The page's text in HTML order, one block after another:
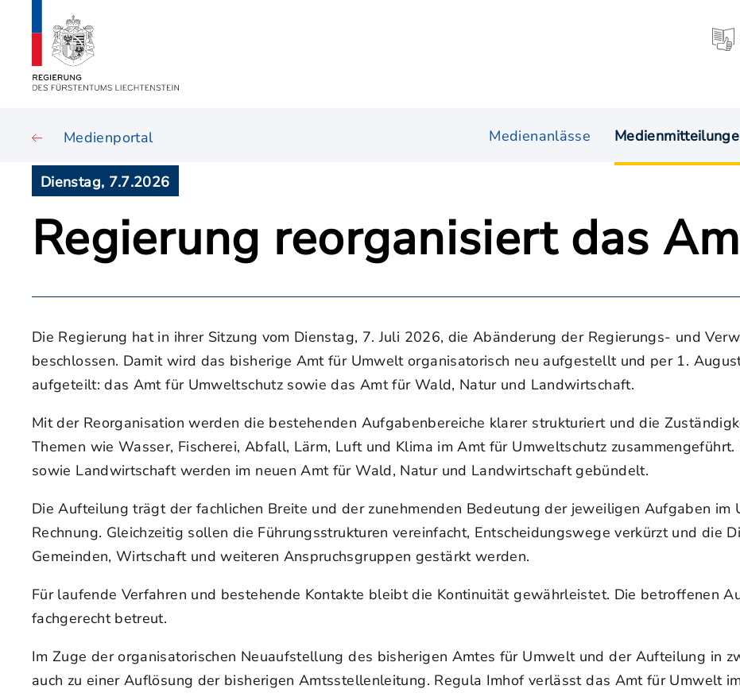
Medienportal Medienanlässe
Dienstag, 7.7.2026
Regierung reorganisiert das
Die Regierung hat in ihrer Sitzung vom Dienstag, 7. Juli 2026, die Abänderung der Regierungs- und
beschlossen. Damit wird das bisherige Amt für Umwelt organisatorisch neu aufgestellt und per 1.
aufgeteilt: das Amt für Umweltschutz sowie das Amt für Wald, Natur und Landwirtschaft.
Mit der Reorganisation werden die bestehenden Aufgabenbereiche klarer strukturiert und die
Themen wie Wasser, Fischerei, Abfall, Lärm, Luft und Klima im Amt für Umweltschutz
sowie Landwirtschaft werden im neuen Amt für Wald, Natur und Landwirtschaft gebündelt.
Die Aufteilung trägt der fachlichen Breite und der zunehmenden Bedeutung der jeweiligen Aufgaben
Rechnung. Gleichzeitig sollen die Führungsstrukturen vereinfacht, Entscheidungswege verkürzt und die
Gemeinden, Wirtschaft und weiteren Anspruchsgruppen gestärkt werden.
Für laufende Verfahren und bestehende Kontakte bleibt die Kontinuität gewährleistet. Die betroffenen
fachgerecht betreut.
Im Zuge der organisatorischen Neuaufstellung des bisherigen Amtes für Umwelt und der Aufteilung in
auch zu einer Auflösung der bisherigen Amtsstellenleitung. Regula Imhof verlässt das Amt für Umwelt